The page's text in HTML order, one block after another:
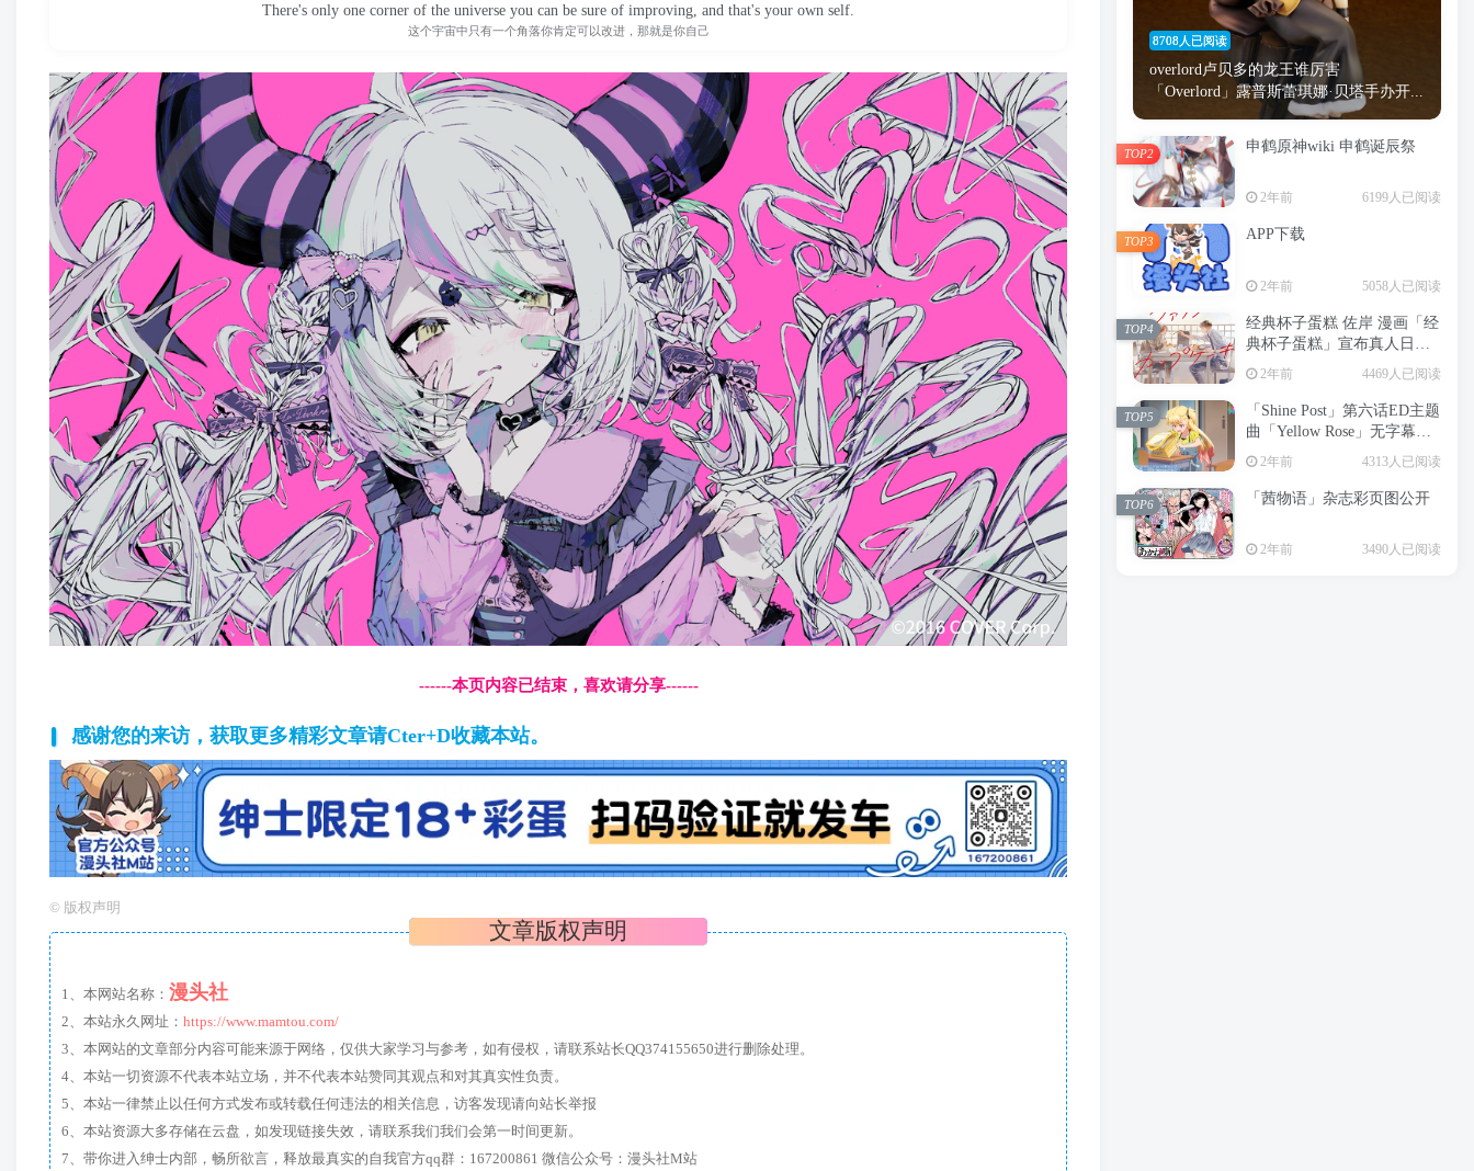
There's only one corner of the universe you can be sure of improving, and that's your own self.
这个宇宙中只有一个角落你肯定可以改进，那就是你自己
------本页内容已结束，喜欢请分享------
感谢您的来访，获取更多精彩文章请Cter+D收藏本站。
© 版权声明
文章版权声明
1、本网站名称： 漫头社
2、本站永久网址： https://www.mamtou.com/
3、本网站的文章部分内容可能来源于网络，仅供大家学习与参考，如有侵权，请联系站长QQ374155650进行删除处理。
4、本站一切资源不代表本站立场，并不代表本站赞同其观点和对其真实性负责。
5、本站一律禁止以任何方式发布或转载任何违法的相关信息，访客发现请向站长举报
6、本站资源大多存储在云盘，如发现链接失效，请联系我们我们会第一时间更新。
7、带你进入绅士内部，畅所欲言，释放最真实的自我官方qq群：167200861 微信公众号：漫头社M站
8708人已阅读
overlord卢贝多的龙王谁厉害
「Overlord」露普斯蕾琪娜·贝塔手办开...
申鹤原神wiki 申鹤诞辰祭
2年前 6199人已阅读
TOP2
APP下载
2年前 5058人已阅读
TOP3
经典杯子蛋糕 佐岸 漫画「经
典杯子蛋糕」宣布真人日剧
化
2年前 4469人已阅读
TOP4
「Shine Post」第六话ED主题
曲「Yellow Rose」无字幕MV
公开
2年前 4313人已阅读
TOP5
「茜物语」杂志彩页图公开
2年前 3490人已阅读
TOP6
间谍过家家 忍者 高木
进击的巨人 高岭
8708人已阅读
overlord卢贝多的龙王谁厉害
「Overlord」露普斯蕾琪娜·贝塔手办开...
TOP1
申鹤原神wiki 申鹤诞辰祭
2年前 6199人已阅读
TOP2
APP下载
2年前 5058人已阅读
TOP3
经典杯子蛋糕 佐岸 漫画「经
典杯子蛋糕」宣布真人日剧
TOP4